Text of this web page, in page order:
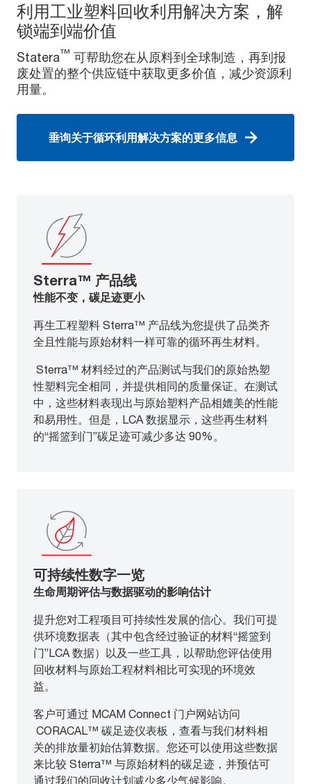
利用工业塑料回收利用解决方案，解
锁端到端价值
Statera™ 可帮助您在从原料到全球制造，再到报
废处置的整个供应链中获取更多价值，减少资源利
用量。
垂询关于循环利用解决方案的更多信息
Sterra™ 产品线
性能不变，碳足迹更小
再生工程塑料 Sterra™ 产品线为您提供了品类齐
全且性能与原始材料一样可靠的循环再生材料。
Sterra™ 材料经过的产品测试与我们的原始热塑
性塑料完全相同，并提供相同的质量保证。在测试
中，这些材料表现出与原始塑料产品相媲美的性能
和易用性。但是，LCA 数据显示，这些再生材料
的“摇篮到门”碳足迹可减少多达 90%。
可持续性数字一览
生命周期评估与数据驱动的影响估计
提升您对工程项目可持续性发展的信心。我们可提
供环境数据表（其中包含经过验证的材料“摇篮到
门”LCA 数据）以及一些工具，以帮助您评估使用
回收材料与原始工程材料相比可实现的环境效
益。
客户可通过 MCAM Connect 门户网站访问
CORACAL™ 碳足迹仪表板，查看与我们材料相
关的排放量初始估算数据。您还可以使用这些数据
来比较 Sterra™ 与原始材料的碳足迹，并预估可
通过我们的回收计划减少多少气候影响。